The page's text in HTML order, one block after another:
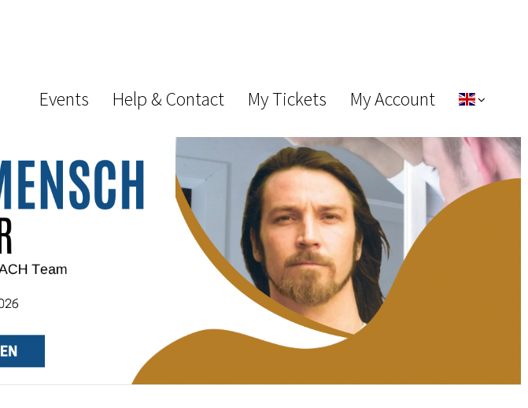
Events Help & Contact My Tickets My Account